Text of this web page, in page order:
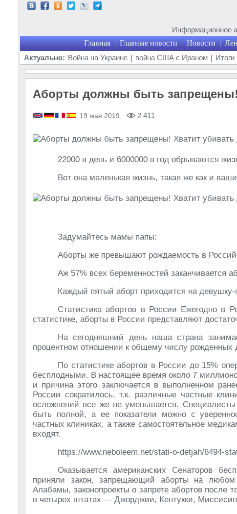
Информационное
Главная | Главные новости | Новости |
Актуально: Война на Украине | война США с Ираном | Итоги
Аборты должны быть запрещены!
19 мая 2019 2 411
22000 в день и 6000000 в год обрываются
Вот она маленькая жизнь, такая же как и
Задумайтесь мамы папы:
Аборты же превышают рождаемость в
Аж 57% всех беременностей заканчивается
Каждый пятый аборт приходится на девушку-
Статистика абортов в России Ежегодно в
статистике, аборты в России представляют
На сегодняшний день наша страна
процентном отношении к общему числу рожденных
По статистике абортов в России до 15%
бесплодными. В настоящее время около 7
и причина этого заключается в выполненном
России сократилось, т.к. различные частные
осложнений все же не уменьшается. Специалисты
быть полной, а ее показатели можно с
частных клиниках, а также самостоятельное
входят.
https://www.neboleem.net/stati-o-detjah/6494-
Оказывается американских Сенаторов
приняли закон, запрещающий аборты на
Алабамы, законопроекты о запрете абортов после
в четырех штатах ― Джорджии, Кентукки,